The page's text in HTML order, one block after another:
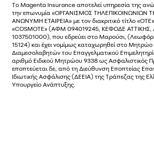
Το Magenta Insurance αποτελεί υπηρεσία της
την επωνυµία «ΟΡΓΑΝΙΣΜΟΣ ΤΗΛΕΠΙΚΟΙΝΩΝΙΩΝ
ΑΝΩΝΥΜΗ ΕΤΑΙΡΕΙΑ» µε τον διακριτικό τίτλο
«COSMOTE» (ΑΦΜ 094019245, ΚΕΦΟΔΕ ΑΤΤΙΚΗΣ,
1037501000), που εδρεύει στο Μαρούσι,
15124) και έχει νοµίµως καταχωρηθεί στο
Διαµεσολαβητών του Επαγγελµατικού
αριθµό Ειδικού Μητρώου 9338 ως Ασφαλιστικός
εποπτεύεται δε, από τη Διεύθυνση Εποπτείας
Ιδιωτικής Ασφάλισης (ΔΕΕΙΑ) της Τράπεζας της
Υπουργείο Ανάπτυξης.